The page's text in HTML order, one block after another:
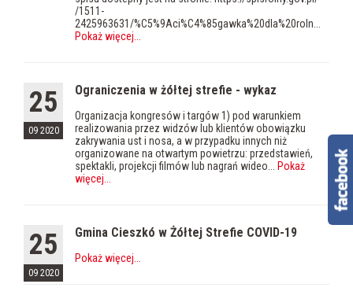
/1511-
2425963631/%C5%9Aci%C4%85gawka%20dla%20roln...
Pokaż więcej
25
09 2020
Ograniczenia w żółtej strefie - wykaz
Organizacja kongresów i targów 1) pod warunkiem
realizowania przez widzów lub klientów obowiązku
zakrywania ust i nosa, a w przypadku innych niż
organizowane na otwartym powietrzu: przedstawień,
spektakli, projekcji filmów lub nagrań wideo...
Pokaż
więcej
25
09 2020
Gmina Cieszkó w Żółtej Strefie COVID-19
Pokaż więcej